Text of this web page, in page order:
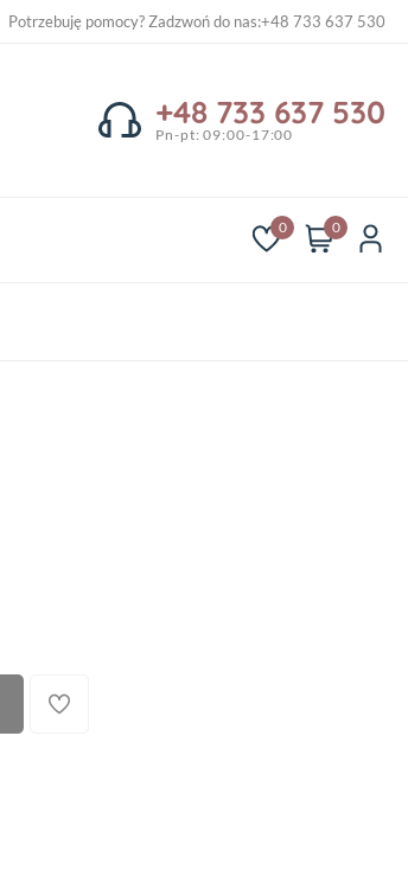
Potrzebuję pomocy? Zadzwoń do nas:+48 733 637 530
+48 733 637 530
Pn-pt: 09:00-17:00
0 0